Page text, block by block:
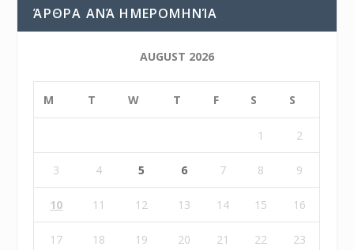
ΆΡΘΡΑ ΑΝΆ ΗΜΕΡΟΜΗΝΊΑ
AUGUST 2026
M T W T F S S
1 2
3 4 5 6 7 8 9
10 11 12 13 14 15 16
17 18 19 20 21 22 23